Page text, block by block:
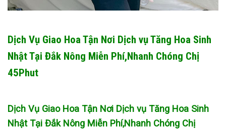
Dịch Vụ Giao Hoa Tận Nơi Dịch vụ Tăng Hoa Sinh
Nhật Tại Đắk Nông Miễn Phí,Nhanh Chóng Chị
45Phut
Dịch Vụ Giao Hoa Tận Nơi Dịch vụ Tăng Hoa Sinh
Nhật Tại Đắk Nông Miễn Phí,Nhanh Chóng Chị